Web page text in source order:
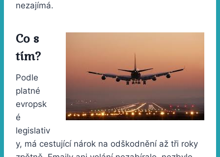
nezajímá.
Co s
tím?
Podle
platné
evropsk
é
legislativ
y, má cestující nárok na odškodnění až tři roky